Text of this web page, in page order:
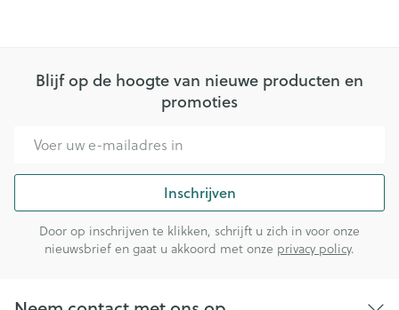
Blijf op de hoogte van nieuwe producten en
promoties
Inschrijven
Door op inschrijven te klikken, schrijft u zich in voor onze
nieuwsbrief en gaat u akkoord met onze privacy policy.